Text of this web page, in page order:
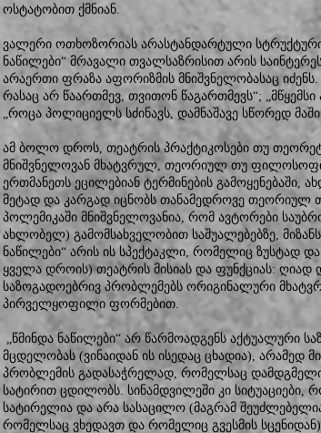
ოსტატობით ქმნიან.
ვალერი ოთხოზორიას არასტანდარტული
ნაწილები“ მრავალი თვალსაზრისით არის
არაერთი ფრაზა აფორიზმის მნიშვნელობასაც
რასაც არ წაართმევ, თვითონ წაგართმევს“;
„როცა პოლიციელს სძინავს, დამნაშავე სწორედ
ამ ბოლო დროს, თეატრის პრაქტიკოსები თუ
მნიშვნელოვან მხატვრულ, თეორიულ თუ
ერთმანეთს ეცილებიან ტერმინების გამოყენებაში,
მეტად და კარგად იცნობს თანამედროვე
პოლემიკაში მნიშვნელოვანია, რომ ავტორები
ახლობელ) გამომსახველობით საშუალებებზე,
ნაწილები“ არის ის სპექტაკლი, რომელიც ზუსტად
ყველა დროის) თეატრის მისიას და ფუნქციას:
საზოგადოებრივ პრობლემებს ორიგინალური
პირველყოფილი ფორმებით.
„წმინდა ნაწილები“ არ წარმოადგენს აქტუალური
მცდელობას (ვინაიდან ის ისედაც ცხადია), არამედ
პრობლემის გადასაჭრელად, რომელსაც
სატირით ცდილობს. სინამდვილეში კი სიტუაციები,
სატირელია და არა სასაცილო (მაგრამ
რომელსაც ვხედავთ და რომელიც გვესმის